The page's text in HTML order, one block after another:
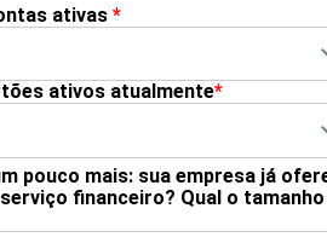
ativas *
ativos atualmente*
pouco mais: sua empresa já
financeiro? Qual o